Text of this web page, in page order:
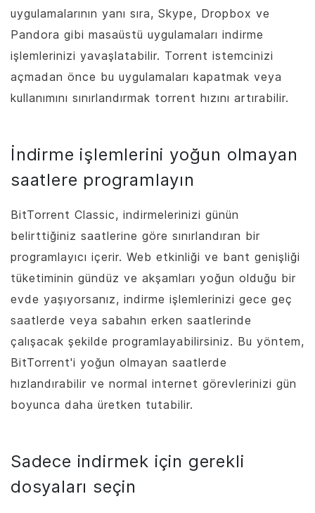
uygulamalarının yanı sıra, Skype, Dropbox ve
Pandora gibi masaüstü uygulamaları indirme
işlemlerinizi yavaşlatabilir. Torrent istemcinizi
açmadan önce bu uygulamaları kapatmak veya
kullanımını sınırlandırmak torrent hızını artırabilir.
İndirme işlemlerini yoğun olmayan
saatlere programlayın
BitTorrent Classic, indirmelerinizi günün
belirttiğiniz saatlerine göre sınırlandıran bir
programlayıcı içerir. Web etkinliği ve bant genişliği
tüketiminin gündüz ve akşamları yoğun olduğu bir
evde yaşıyorsanız, indirme işlemlerinizi gece geç
saatlerde veya sabahın erken saatlerinde
çalışacak şekilde programlayabilirsiniz. Bu yöntem,
BitTorrent'i yoğun olmayan saatlerde
hızlandırabilir ve normal internet görevlerinizi gün
boyunca daha üretken tutabilir.
Sadece indirmek için gerekli
dosyaları seçin